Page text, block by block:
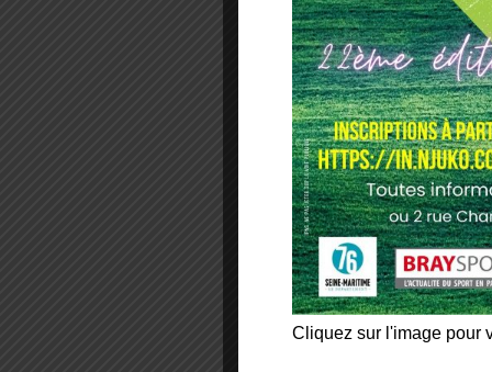
Cliquez sur l'image pour